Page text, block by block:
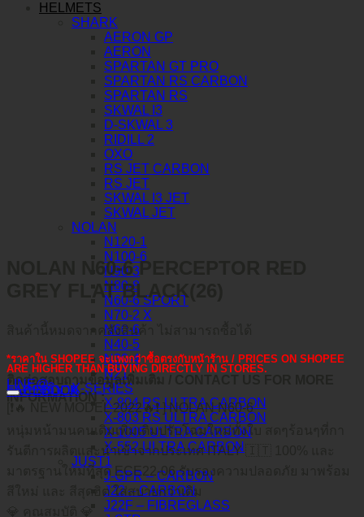
HELMETS
SHARK
AERON GP
AERON
SPARTAN GT PRO
SPARTAN RS CARBON
SPARTAN RS
SKWAL I3
D-SKWAL 3
RIDILL 2
OXO
RS JET CARBON
RS JET
SKWAL I3 JET
SKWAL JET
NOLAN
N120-1
N100-6
N90-3
N80-8
N60-6 SPORT
N70-2 X
N60-6
N40-5
N30-4
N21
X-SERIES
X-804 RS ULTRA CARBON
X-803 RS ULTRA CARBON
X-1005 ULTRA CARBON
X-552 ULTRA CARBON
JUST1
J-GPR – CARBON
J22 – CARBON
J22F – FIBREGLASS
NOLAN N60-6 PERCEPTOR RED
GREY FLAT BLACK(26)
สินค้านี้หมดจากคลังสินค้า ไม่สามารถซื้อได้
*ราคาใน SHOPEE จะแพงกว่าซื้อตรงกับหน้าร้าน / PRICES ON SHOPEE
ARE HIGHER THAN BUYING DIRECTLY IN STORES.
ติดต่อสอบถามข้อมูลเพิ่มเติม / CONTACT US FOR MORE
INFORMATION :
LINE@
FACEBOOK
คำอธิบาย
[❗️🔥 NEW MODEL 2022🔥❗️ ] NOLAN N60-6
หนุ่มหน้ามนคนเดิมเพิ่มเติมปรับโฉมใหม่ทั้งใบ สดๆร้อนๆที่กา
รันตีการผลิตและนำเข้าจากประเทศ ITALY 🇮🇹 100% และ
มาตรฐานใหม่ที่สุด ECE22-06 รับรองความปลอดภัย มาพร้อม
สีใหม่ และ สีสุดฮิต ใส่สบายกว่าเดิม